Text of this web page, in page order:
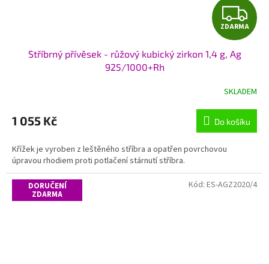
Z
D
R
M
A
ZDARMA
Stříbrný přívěsek - růžový kubický zirkon 1,4 g, Ag
925/1000+Rh
SKLADEM
1 055 Kč Do košíku
Křížek je vyroben z leštěného stříbra a opatřen povrchovou
úpravou rhodiem proti potlačení stárnutí stříbra.
DORUČENÍ
ZDARMA
Kód: ES-AGZ2020/4